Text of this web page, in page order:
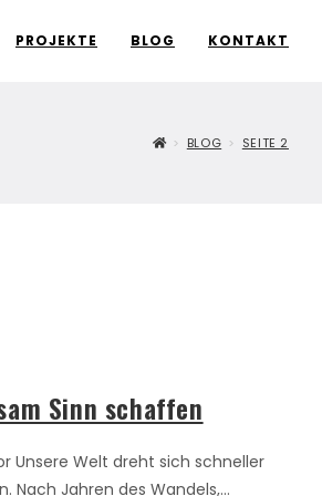
PROJEKTE BLOG KONTAKT
> BLOG > SEITE 2
Sinn schaffen
Unsere Welt dreht sich schneller
Nach Jahren des Wandels,…